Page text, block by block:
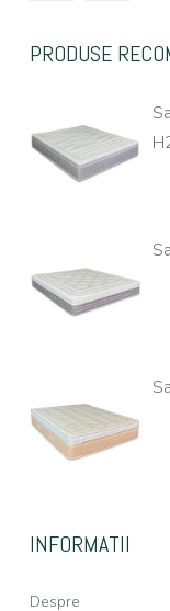
PRODUSE
INFORMATII
Despre